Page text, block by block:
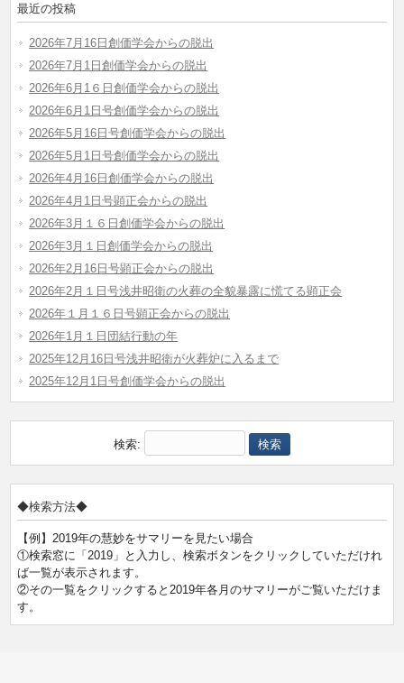
最近の投稿
2026年7月16日創価学会からの脱出
2026年7月1日創価学会からの脱出
2026年6月1６日創価学会からの脱出
2026年6月1日号創価学会からの脱出
2026年5月16日号創価学会からの脱出
2026年5月1日号創価学会からの脱出
2026年4月16日創価学会からの脱出
2026年4月1日号顕正会からの脱出
2026年3月１６日創価学会からの脱出
2026年3月１日創価学会からの脱出
2026年2月16日号顕正会からの脱出
2026年2月１日号浅井昭衛の火葬の全貌暴露に慌てる顕正会
2026年１月１６日号顕正会からの脱出
2026年1月１日団結行動の年
2025年12月16日号浅井昭衛が火葬炉に入るまで
2025年12月1日号創価学会からの脱出
検索:
◆検索方法◆
【例】2019年の慧妙をサマリーを見たい場合
①検索窓に「2019」と入力し、検索ボタンをクリックしていただけれ
ば一覧が表示されます。
②その一覧をクリックすると2019年各月のサマリーがご覧いただけま
す。